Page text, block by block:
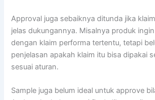
Approval juga sebaiknya ditunda jika
jelas dukungannya. Misalnya produk
dengan klaim performa tertentu, tetapi
penjelasan apakah klaim itu bisa dipakai
sesuai aturan.
Sample juga belum ideal untuk approve